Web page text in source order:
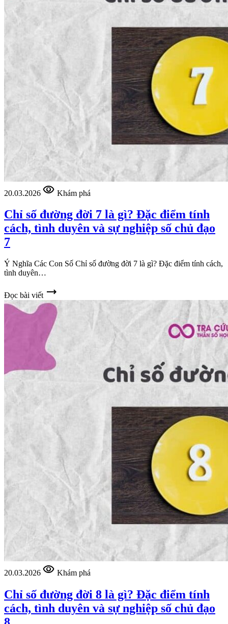
20.03.2026 visibility Khám phá
Chỉ số đường đời 7 là gì? Đặc điểm tính
cách, tình duyên và sự nghiệp số chủ đạo
7
Ý Nghĩa Các Con Số Chỉ số đường đời 7 là gì? Đặc điểm tính cách,
tình duyên…
Đọc bài viết trending_flat
20.03.2026 visibility Khám phá
Chỉ số đường đời 8 là gì? Đặc điểm tính
cách, tình duyên và sự nghiệp số chủ đạo